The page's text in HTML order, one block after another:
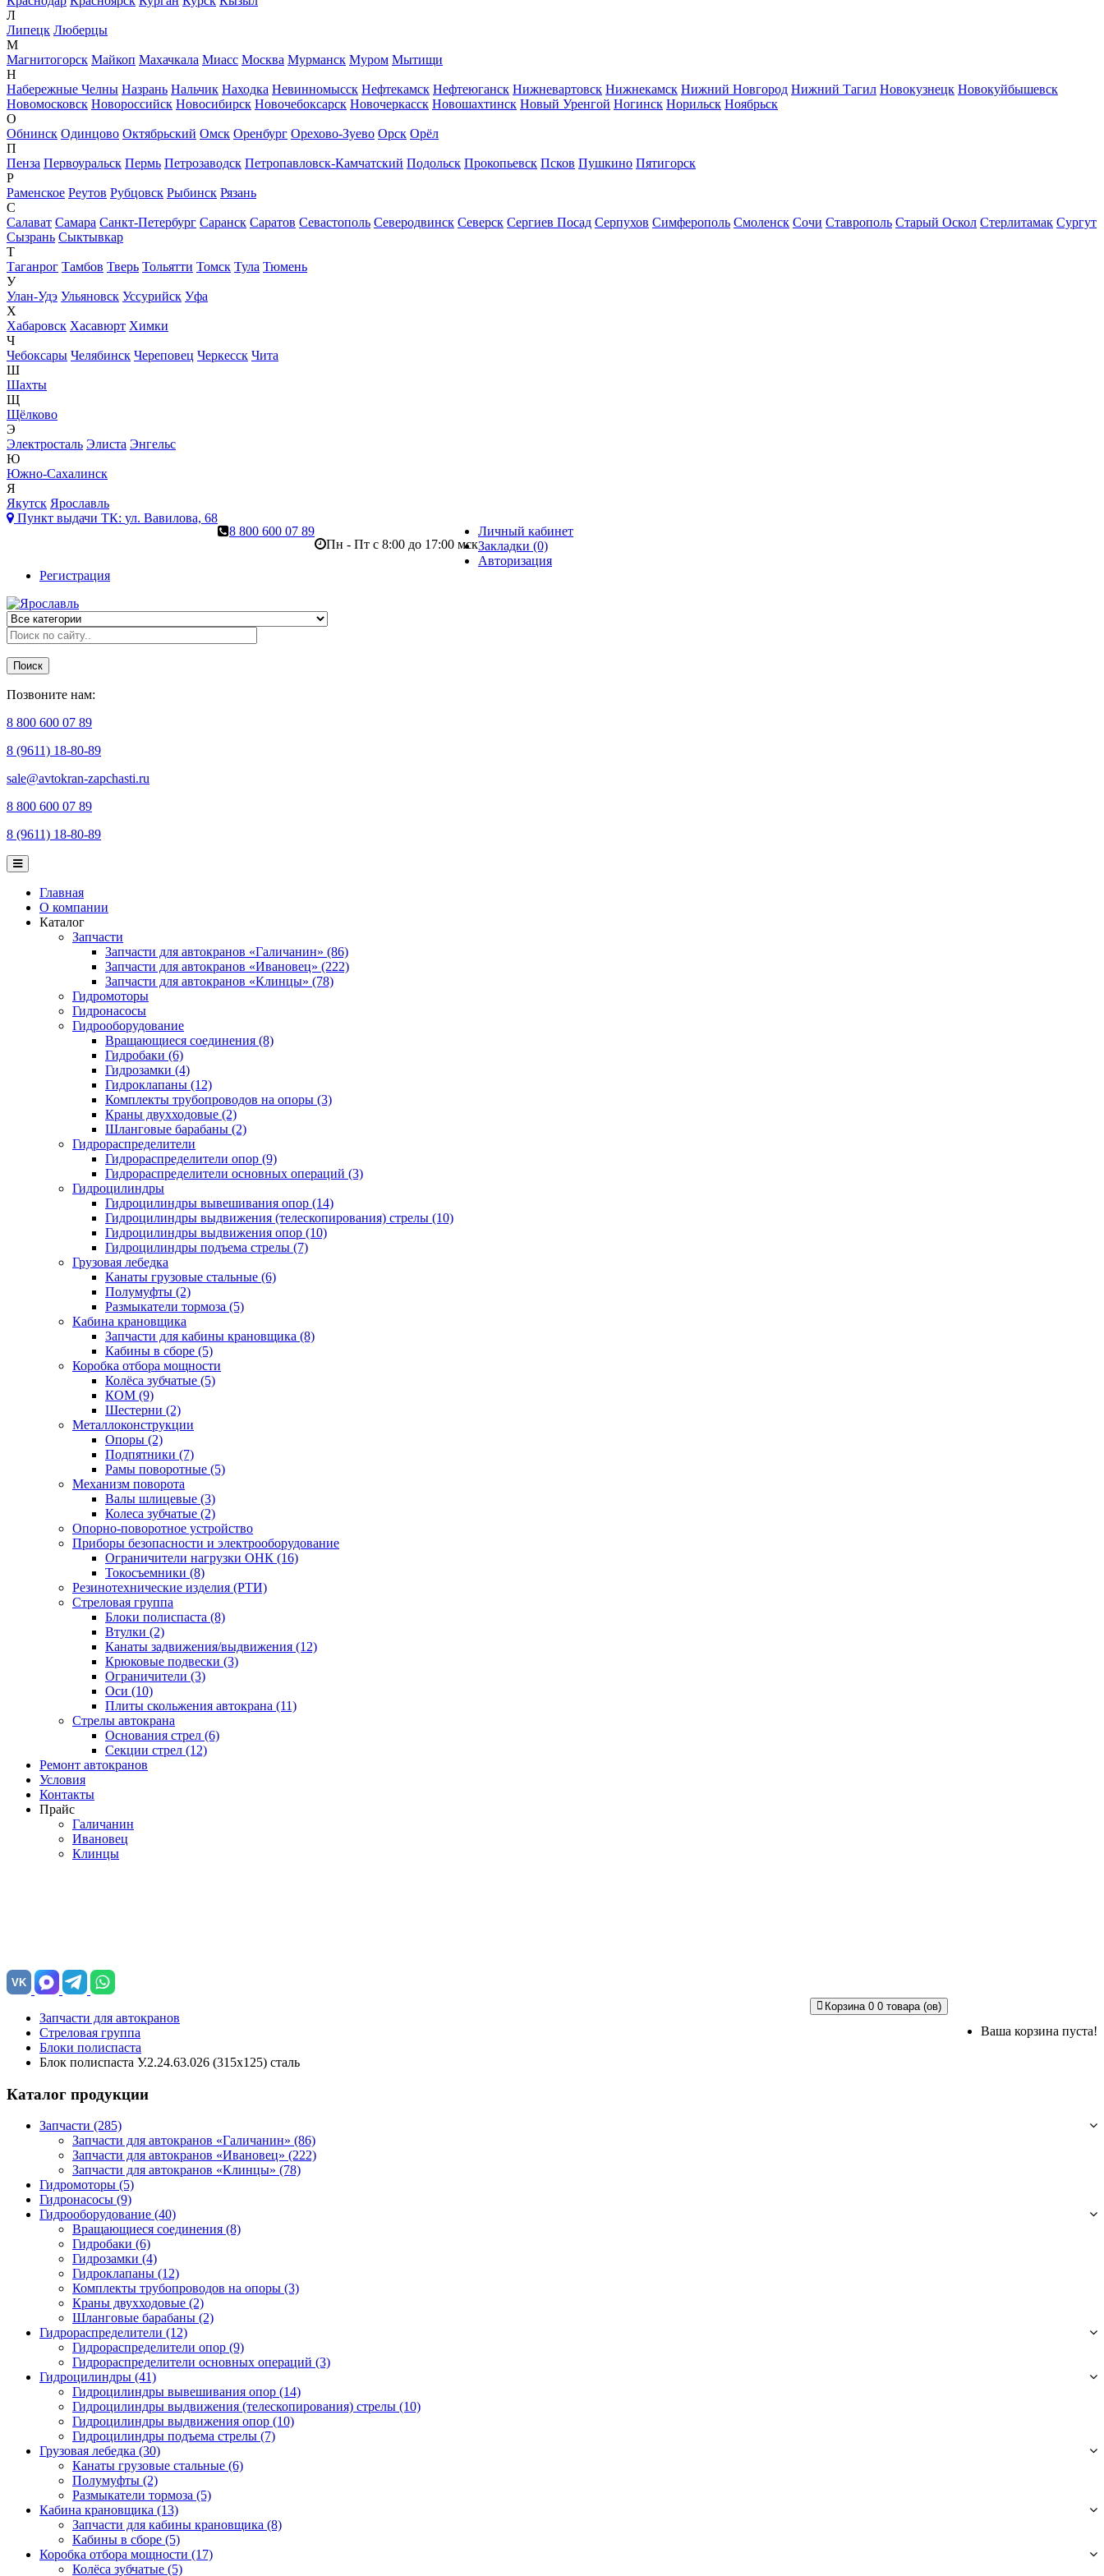
Л
Липецк Люберцы
М
Магнитогорск Майкоп Махачкала Миасс Москва Мурманск Муром Мытищи
Н
Набережные Челны Назрань Нальчик Находка Невинномысск Нефтекамск Нефтеюганск Нижневартовск Нижнекамск Нижний Новгород Нижний Тагил Новокузнецк Новокуйбышевск
Новомосковск Новороссийск Новосибирск Новочебоксарск Новочеркасск Новошахтинск Новый Уренгой Ногинск Норильск Ноябрьск
О
Обнинск Одинцово Октябрьский Омск Оренбург Орехово-Зуево Орск Орёл
П
Пенза Первоуральск Пермь Петрозаводск Петропавловск-Камчатский Подольск Прокопьевск Псков Пушкино Пятигорск
Р
Раменское Реутов Рубцовск Рыбинск Рязань
С
Салават Самара Санкт-Петербург Саранск Саратов Севастополь Северодвинск Северск Сергиев Посад Серпухов Симферополь Смоленск Сочи Ставрополь Старый Оскол Стерлитамак Сургут
Сызрань Сыктывкар
Т
Таганрог Тамбов Тверь Тольятти Томск Тула Тюмень
У
Улан-Удэ Ульяновск Уссурийск Уфа
Х
Хабаровск Хасавюрт Химки
Ч
Чебоксары Челябинск Череповец Черкесск Чита
Ш
Шахты
Щ
Щёлково
Э
Электросталь Элиста Энгельс
Ю
Южно-Сахалинск
Я
Якутск Ярославль
Пункт выдачи ТК: ул. Вавилова, 68
8 800 600 07 89
Пн - Пт с 8:00 до 17:00 мск
Личный кабинет
Закладки (0)
Авторизация
Регистрация
Поиск
Позвоните нам:
8 800 600 07 89
8 (9611) 18-80-89
sale@avtokran-zapchasti.ru
8 800 600 07 89
8 (9611) 18-80-89
Главная
О компании
Каталог
Запчасти
Запчасти для автокранов «Галичанин» (86)
Запчасти для автокранов «Ивановец» (222)
Запчасти для автокранов «Клинцы» (78)
Гидромоторы
Гидронасосы
Гидрооборудование
Вращающиеся соединения (8)
Гидробаки (6)
Гидрозамки (4)
Гидроклапаны (12)
Комплекты трубопроводов на опоры (3)
Краны двухходовые (2)
Шланговые барабаны (2)
Гидрораспределители
Гидрораспределители опор (9)
Гидрораспределители основных операций (3)
Гидроцилиндры
Гидроцилиндры вывешивания опор (14)
Гидроцилиндры выдвижения (телескопирования) стрелы (10)
Гидроцилиндры выдвижения опор (10)
Гидроцилиндры подъема стрелы (7)
Грузовая лебедка
Канаты грузовые стальные (6)
Полумуфты (2)
Размыкатели тормоза (5)
Кабина крановщика
Запчасти для кабины крановщика (8)
Кабины в сборе (5)
Коробка отбора мощности
Колёса зубчатые (5)
КОМ (9)
Шестерни (2)
Металлоконструкции
Опоры (2)
Подпятники (7)
Рамы поворотные (5)
Механизм поворота
Валы шлицевые (3)
Колеса зубчатые (2)
Опорно-поворотное устройство
Приборы безопасности и электрооборудование
Ограничители нагрузки ОНК (16)
Токосъемники (8)
Резинотехнические изделия (РТИ)
Стреловая группа
Блоки полиспаста (8)
Втулки (2)
Канаты задвижения/выдвижения (12)
Крюковые подвески (3)
Ограничители (3)
Оси (10)
Плиты скольжения автокрана (11)
Стрелы автокрана
Основания стрел (6)
Секции стрел (12)
Ремонт автокранов
Условия
Контакты
Прайс
Галичанин
Ивановец
Клинцы
VK
Корзина 0 0 товара (ов)
Ваша корзина пуста!
Запчасти для автокранов
Стреловая группа
Блоки полиспаста
Блок полиспаста У.2.24.63.026 (315х125) сталь
Каталог продукции
Запчасти (285)
Запчасти для автокранов «Галичанин» (86)
Запчасти для автокранов «Ивановец» (222)
Запчасти для автокранов «Клинцы» (78)
Гидромоторы (5)
Гидронасосы (9)
Гидрооборудование (40)
Вращающиеся соединения (8)
Гидробаки (6)
Гидрозамки (4)
Гидроклапаны (12)
Комплекты трубопроводов на опоры (3)
Краны двухходовые (2)
Шланговые барабаны (2)
Гидрораспределители (12)
Гидрораспределители опор (9)
Гидрораспределители основных операций (3)
Гидроцилиндры (41)
Гидроцилиндры вывешивания опор (14)
Гидроцилиндры выдвижения (телескопирования) стрелы (10)
Гидроцилиндры выдвижения опор (10)
Гидроцилиндры подъема стрелы (7)
Грузовая лебедка (30)
Канаты грузовые стальные (6)
Полумуфты (2)
Размыкатели тормоза (5)
Кабина крановщика (13)
Запчасти для кабины крановщика (8)
Кабины в сборе (5)
Коробка отбора мощности (17)
Колёса зубчатые (5)